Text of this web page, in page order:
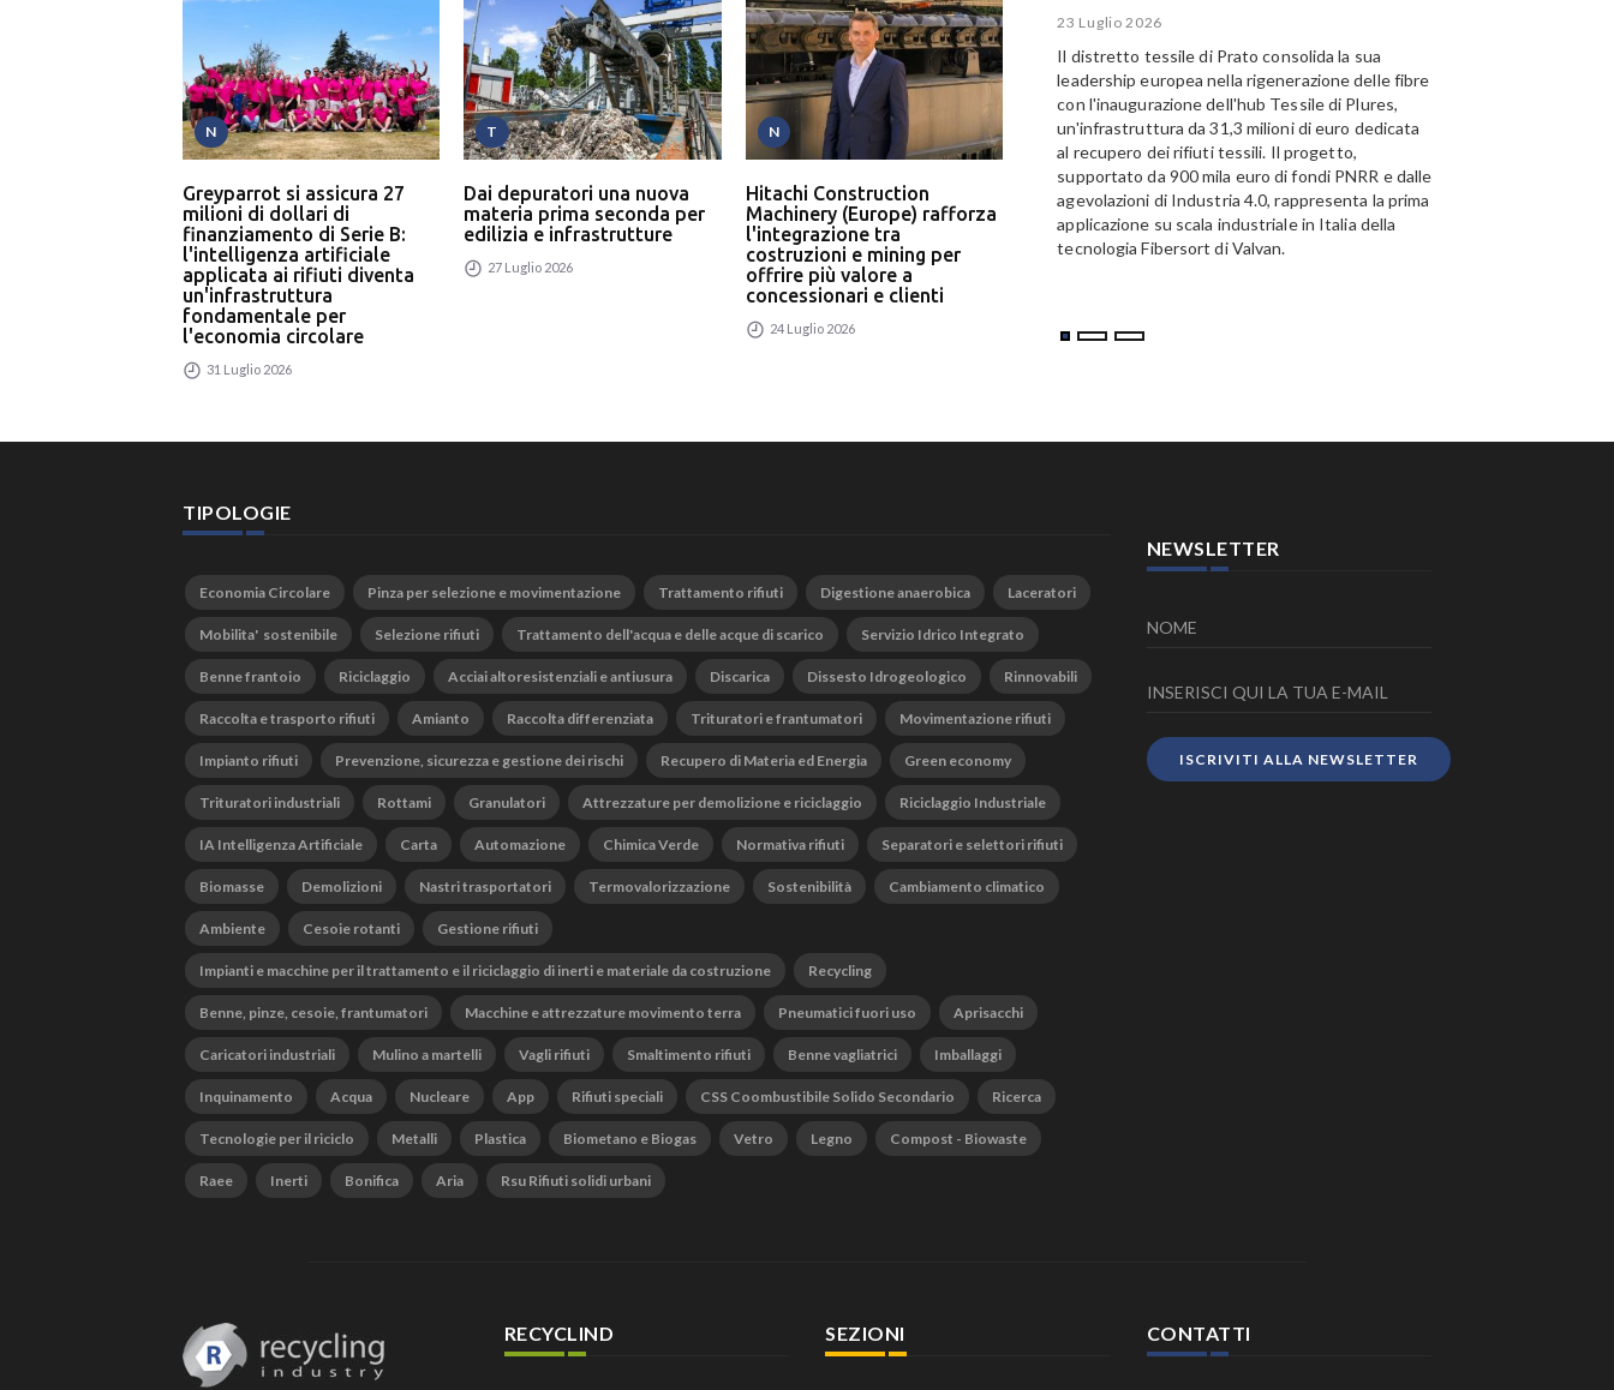
N
Greyparrot si assicura 27
milioni di dollari di
finanziamento di Serie B:
l'intelligenza artificiale
applicata ai rifiuti diventa
un'infrastruttura
fondamentale per
l'economia circolare
31 Luglio 2026
T
Dai depuratori una nuova
materia prima seconda per
edilizia e infrastrutture
27 Luglio 2026
N
Hitachi Construction
Machinery (Europe) rafforza
l'integrazione tra
costruzioni e mining per
offrire più valore a
concessionari e clienti
24 Luglio 2026
T
L’Intelligenza Artificiale al
servizio del riciclo: a Catania
un polo tecnologico per il
riciclo della carta
I
L'Hub Tessile di Prato: il
23 Luglio 2026
Il distretto tessile di Prato consolida la sua
leadership europea nella rigenerazione delle fibre
con l'inaugurazione dell'hub Tessile di Plures,
un'infrastruttura da 31,3 milioni di euro dedicata
al recupero dei rifiuti tessili. Il progetto,
supportato da 900 mila euro di fondi PNRR e dalle
agevolazioni di Industria 4.0, rappresenta la prima
applicazione su scala industriale in Italia della
tecnologia Fibersort di Valvan.
TIPOLOGIE
Economia Circolare Pinza per selezione e movimentazione Trattamento rifiuti Digestione anaerobica Laceratori
Mobilita' sostenibile Selezione rifiuti Trattamento dell'acqua e delle acque di scarico Servizio Idrico Integrato
Benne frantoio Riciclaggio Acciai altoresistenziali e antiusura Discarica Dissesto Idrogeologico Rinnovabili
Raccolta e trasporto rifiuti Amianto Raccolta differenziata Trituratori e frantumatori Movimentazione rifiuti
Impianto rifiuti Prevenzione, sicurezza e gestione dei rischi Recupero di Materia ed Energia Green economy
Trituratori industriali Rottami Granulatori Attrezzature per demolizione e riciclaggio Riciclaggio Industriale
IA Intelligenza Artificiale Carta Automazione Chimica Verde Normativa rifiuti Separatori e selettori rifiuti
Biomasse Demolizioni Nastri trasportatori Termovalorizzazione Sostenibilità Cambiamento climatico
Ambiente Cesoie rotanti Gestione rifiuti
Impianti e macchine per il trattamento e il riciclaggio di inerti e materiale da costruzione Recycling
Benne, pinze, cesoie, frantumatori Macchine e attrezzature movimento terra Pneumatici fuori uso Aprisacchi
Caricatori industriali Mulino a martelli Vagli rifiuti Smaltimento rifiuti Benne vagliatrici Imballaggi
Inquinamento Acqua Nucleare App Rifiuti speciali CSS Coombustibile Solido Secondario Ricerca
Tecnologie per il riciclo Metalli Plastica Biometano e Biogas Vetro Legno Compost - Biowaste
Raee Inerti Bonifica Aria Rsu Rifiuti solidi urbani
NEWSLETTER
ISCRIVITI ALLA NEWSLETTER
RECYCLIND SEZIONI CONTATTI